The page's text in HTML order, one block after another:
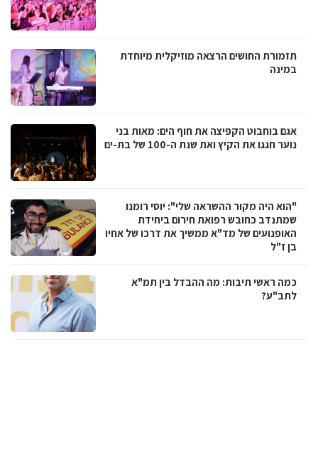
תזמורת החושים הרצאה מוזיקלית מיוחדת
במינה
אגם בוחבוט הקפיצה את חוף הים: מאות בני
נוער חגגו את הקיץ ואת שנת ה-100 של בת-ים
"הוא היה מקור ההשראה שלי": יוסי רומנו
שמתנדב כחובש רפואת חירום ביחידת
האופנועים של מד"א ממשיך את דרכו של אחיו
בן ז"ל
כמה ראשי תיבות: מה ההבדל בין תמ"א
לתב"ע?